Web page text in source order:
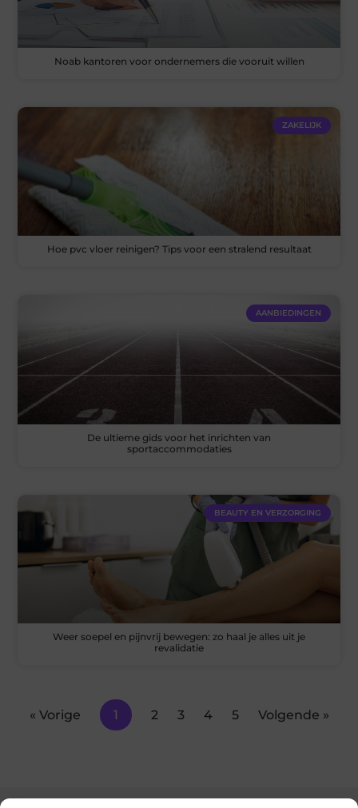
Noab kantoren voor ondernemers die vooruit willen
ZAKELIJK
Hoe pvc vloer reinigen? Tips voor een stralend resultaat
AANBIEDINGEN
De ultieme gids voor het inrichten van
sportaccommodaties
BEAUTY EN VERZORGING
Weer soepel en pijnvrij bewegen: zo haal je alles uit je
revalidatie
« Vorige 1 2 3 4 5 Volgende »